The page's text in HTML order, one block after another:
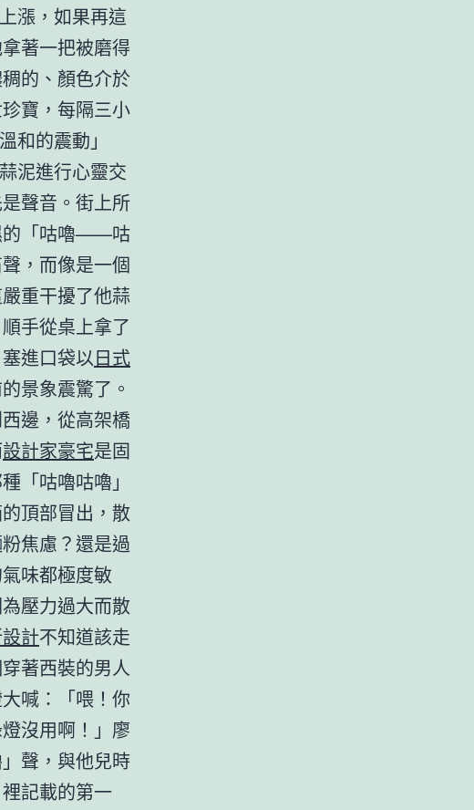
漲，如果再這
著一把被磨得
的、顏色介於
寶，每隔三小
和的震動」
泥進行心靈交
聲音。街上所
的「咕嚕——咕
，而像是一個
重干擾了他蒜
手從桌上拿了
進口袋以日式
景象震驚了。
邊，從高架橋
設計家豪宅是固
「咕嚕咕嚕」
頂部冒出，散
焦慮？還是過
味都極度敏
壓力過大而散
計不知道該走
著西裝的男人
喊：「喂！你
沒用啊！」廖
聲，與他兒時
記載的第一